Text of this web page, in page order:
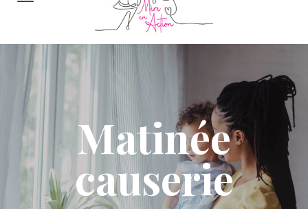
Matinée
causerie